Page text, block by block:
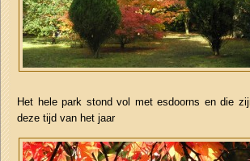
Het hele park stond vol met esdoorns en die
deze tijd van het jaar